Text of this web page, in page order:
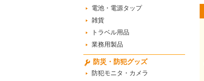
電池・電源タップ
雑貨
トラベル用品
業務用製品
防災・防犯グッズ
防犯モニタ・カメラ